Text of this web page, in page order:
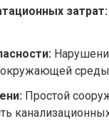
затрат:
Простой